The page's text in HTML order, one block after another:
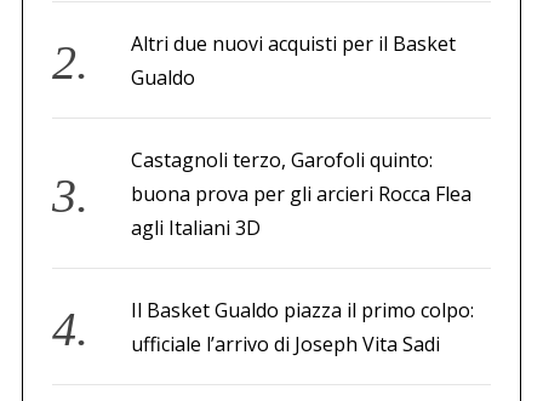
Altri due nuovi acquisti per il Basket
Gualdo
Castagnoli terzo, Garofoli quinto:
buona prova per gli arcieri Rocca Flea
agli Italiani 3D
Il Basket Gualdo piazza il primo colpo:
ufficiale l’arrivo di Joseph Vita Sadi